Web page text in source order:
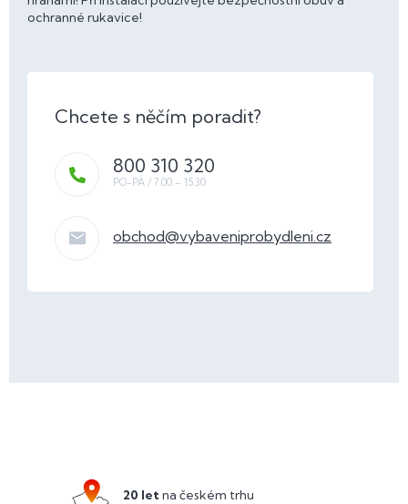
ochranné rukavice!
obchod@vybaveniprobydleni.cz
800 310 320
20 letna českém trhu